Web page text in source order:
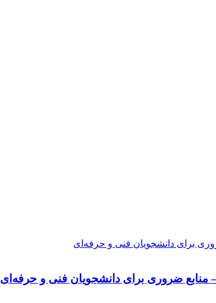
برای دانشجویان فنی و حرفه‌ای
منابع ضروری برای دانشجویان فنی و حرفه‌ای